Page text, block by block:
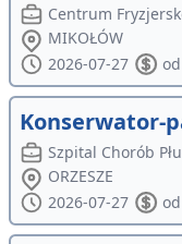
Centrum
MIKOŁÓW
2026-07-27
Konserwator-
Szpital Chorób
ORZESZE
2026-07-27